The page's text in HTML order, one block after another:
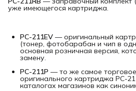
уже имеющегося картриджа.
PC-211EV — оригинальный
(тонер, фотобарабан и чип в
основная розничная версия,
замену.
PC-211P — то же самое
оригинального картриджа PC-
каталогах магазинов как